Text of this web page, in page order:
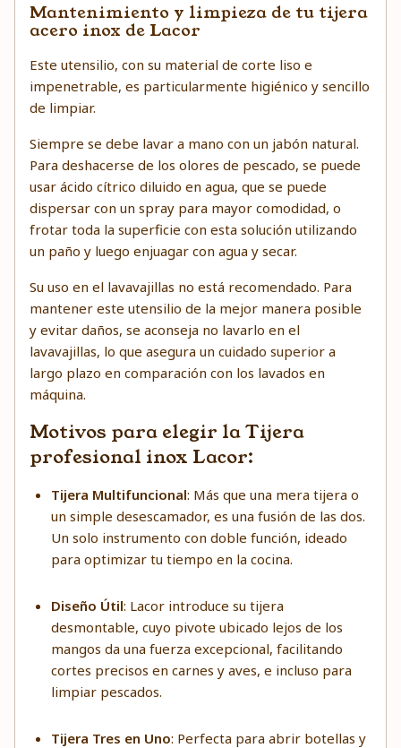
Mantenimiento y limpieza de tu tijera
acero inox de Lacor
Este utensilio, con su material de corte liso e
impenetrable, es particularmente higiénico y sencillo
de limpiar.
Siempre se debe lavar a mano con un jabón natural.
Para deshacerse de los olores de pescado, se puede
usar ácido cítrico diluido en agua, que se puede
dispersar con un spray para mayor comodidad, o
frotar toda la superficie con esta solución utilizando
un paño y luego enjuagar con agua y secar.
Su uso en el lavavajillas no está recomendado. Para
mantener este utensilio de la mejor manera posible
y evitar daños, se aconseja no lavarlo en el
lavavajillas, lo que asegura un cuidado superior a
largo plazo en comparación con los lavados en
máquina.
Motivos para elegir la Tijera
profesional inox Lacor:
Tijera Multifuncional: Más que una mera tijera o
un simple desescamador, es una fusión de las dos.
Un solo instrumento con doble función, ideado
para optimizar tu tiempo en la cocina.
Diseño Útil: Lacor introduce su tijera
desmontable, cuyo pivote ubicado lejos de los
mangos da una fuerza excepcional, facilitando
cortes precisos en carnes y aves, e incluso para
limpiar pescados.
Tijera Tres en Uno: Perfecta para abrir botellas y